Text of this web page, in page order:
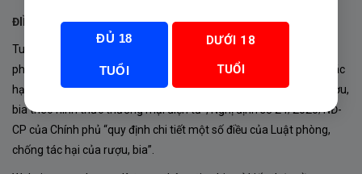
ĐIỀU KHOẢN VÀ CHÍNH SÁCH
Tuân thủ Nghị định 105/2017/NĐ-CP ngày 14/9/2017 của Chính
phủ về sản xuất, kinh doanh rượu. Tuân thủ Luật “phòng chống tác
hại của rượu, bia” số 44/2019/QH14-Điều 16 về “điều kiện bán rượu,
bia theo hình thức thương mại điện tử”; Nghị định số 24/2020/NĐ-
CP của Chính phủ “quy định chi tiết một số điều của Luật phòng,
chống tác hại của rượu, bia”.
ĐỦ 18
TUỔI
DƯỚI 18
TUỔI